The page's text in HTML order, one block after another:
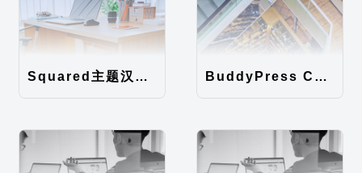
Squared主题汉化包 BuddyPress Colours主题汉化包